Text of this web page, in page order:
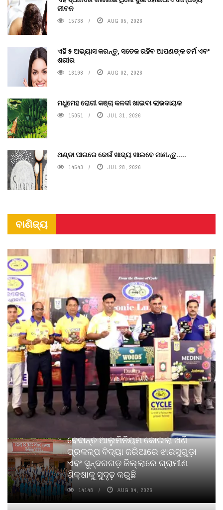
ଜୀବନ
15738 AUG 05, 2026
ଏହି ୫ ଅଭ୍ୟାସ କରନ୍ତୁ, ସତେଜ ରହିବ ଆପଣଙ୍କ ଚର୍ମ ଏବଂ
ଶରୀର
16198 AUG 02, 2026
ମଧୁମେହ ରୋଗୀ କଞ୍ଚା କଳଦୀ ଖାଇବା ଲାଭଦାୟକ
15051 JUL 31, 2026
ଥଣ୍ଡା ପାଗରେ କେଉଁ ଖାଦ୍ୟ ଖାଇବେ ଜାଣନ୍ତୁ.....
14543 JUL 28, 2026
ବାଣିଜ୍ୟ
ବେଦାନ୍ତ ଆଲୁମିନିୟମ କୋଇଲା ଖଣି
ପ୍ରକଳ୍ପ ବିଦ୍ୟା ଜରିଆରେ ଝାରସୁଗୁଡ଼ା
ଏବଂ ସୁନ୍ଦରଗଡ଼ ଜିଲ୍ଲାରେ ଗ୍ରାମୀଣ
ଶିକ୍ଷାକୁ ସୁଦୃଢ଼ କରୁଛି
14148 AUG 04, 2026